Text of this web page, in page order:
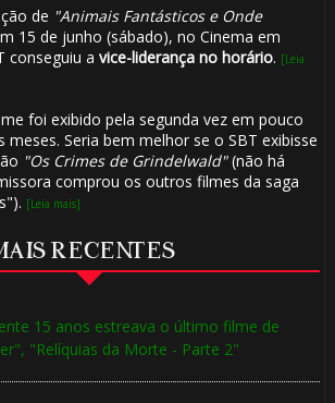
de "Animais Fantásticos e Onde
15 de junho (sábado), no Cinema em
conseguiu a vice-liderança no horário. [Leia
foi exibido pela segunda vez em pouco
meses. Seria bem melhor se o SBT exibisse
"Os Crimes de Grindelwald"(não há
comprou os outros filmes da saga
[Leia mais]
RECENTES
15 anos estreava o último filme de
"Relíquias da Morte - Parte 2"